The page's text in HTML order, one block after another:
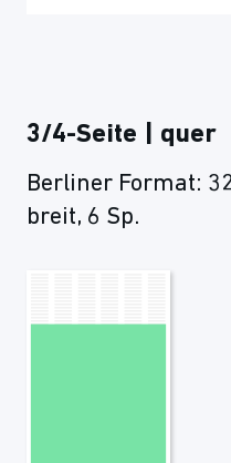
3/4-Seite | quer
Berliner Format:
breit, 6 Sp.